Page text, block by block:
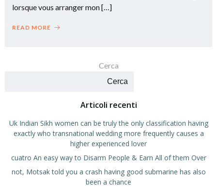
lorsque vous arranger mon […]
READ MORE
Cerca
Cerca
Articoli recenti
Uk Indian Sikh women can be truly the only classification having
exactly who transnational wedding more frequently causes a
higher experienced lover
cuatro An easy way to Disarm People & Earn All of them Over
not, Motsak told you a crash having good submarine has also
been a chance